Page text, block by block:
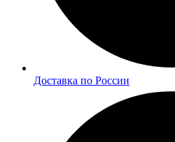
Доставка по России